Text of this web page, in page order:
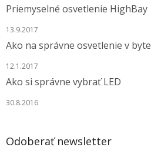
Priemyselné osvetlenie HighBay
13.9.2017
Ako na správne osvetlenie v byte
12.1.2017
Ako si správne vybrať LED
30.8.2016
Odoberať newsletter